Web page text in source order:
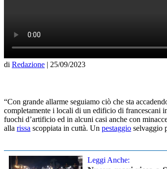
di Redazione | 25/09/2023
“Con grande allarme seguiamo ciò che sta
completamente i locali di un edificio di francescani
fuochi d’artificio ed in alcuni casi anche con
alla rissa scoppiata in cuttà. Un pestaggio selvaggio
Leggi Anche: